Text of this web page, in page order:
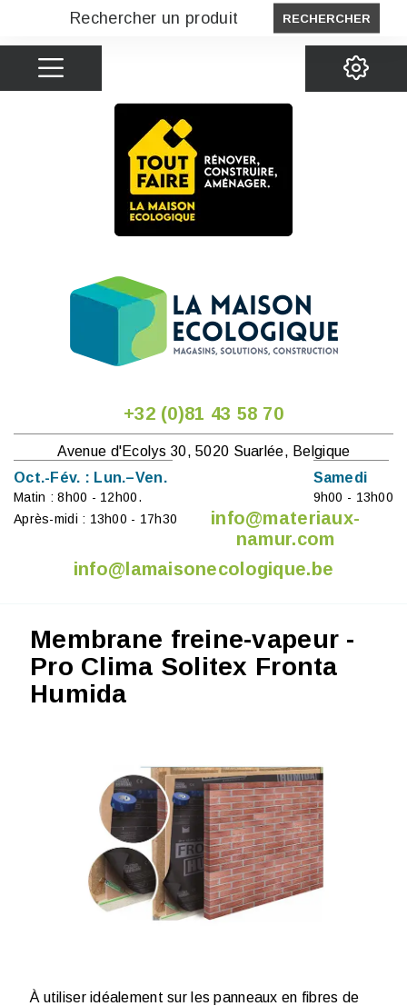
RECHERCHER
+32 (0)81 43 58 70
Avenue d'Ecolys 30, 5020 Suarlée, Belgique
Oct.-Fév. : Lun.–Ven.
Matin : 8h00 - 12h00.
Après-midi : 13h00 - 17h30
Samedi
9h00 - 13h00
info@materiaux-
namur.com
info@lamaisonecologique.be
Membrane freine-vapeur -
Pro Clima Solitex Fronta
Humida
À utiliser idéalement sur les panneaux en fibres de